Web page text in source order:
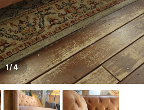
1/4